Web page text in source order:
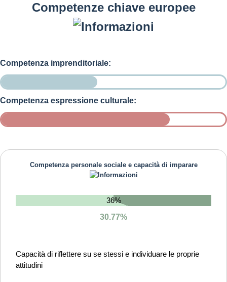
Competenze chiave europee
Competenza imprenditoriale:
Competenza espressione culturale:
Competenza personale sociale e capacità di imparare
36%
30.77%
Capacità di riflettere su se stessi e individuare le proprie
attitudini